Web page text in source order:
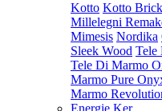
Kotto Kotto Brick
Millelegni
Mimesis Nordika
Sleek Wood Tele
Tele Di Marmo
Marmo Pure
Marmo